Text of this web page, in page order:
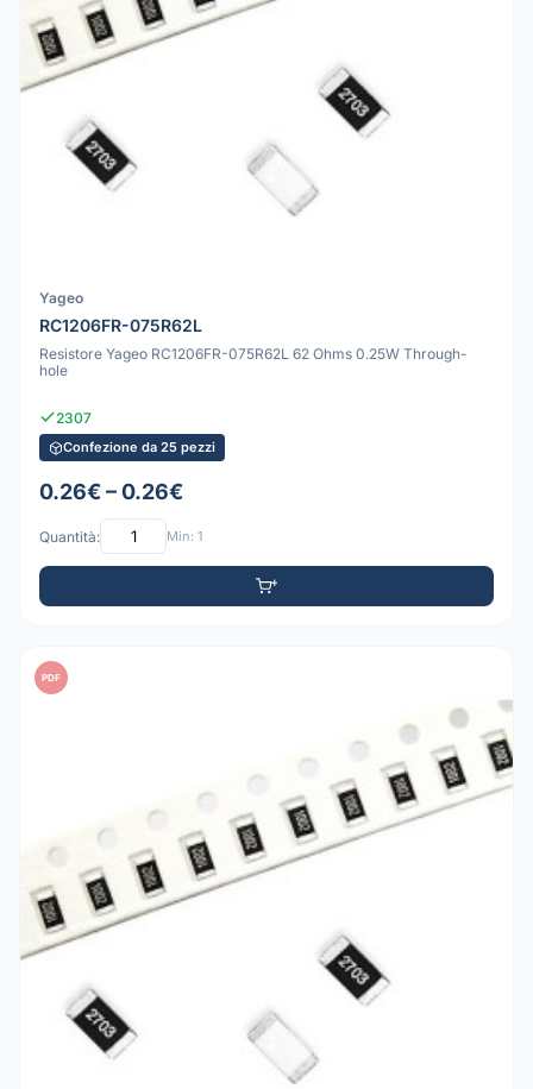
Yageo
RC1206FR-075R62L
Resistore Yageo RC1206FR-075R62L 62 Ohms 0.25W Through-
hole
2307
Confezione da 25 pezzi
0.26€ – 0.26€
Quantità: Min: 1
PDF